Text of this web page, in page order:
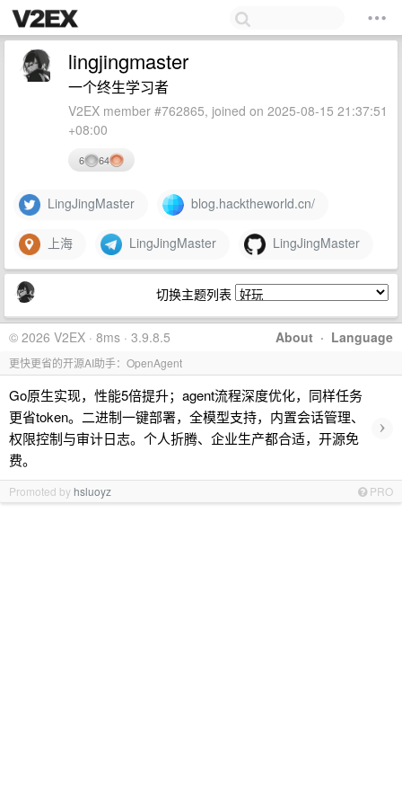
lingjingmaster
一个终生学习者
V2EX member #762865, joined on 2025-08-15 21:37:51
+08:00
6 64
LingJingMaster blog.hacktheworld.cn/
上海 LingJingMaster LingJingMaster
切换主题列表
About · Language
© 2026 V2EX · 8ms · 3.9.8.5
更快更省的开源AI助手：OpenAgent
Go原生实现，性能5倍提升；agent流程深度优化，同样任务
更省token。二进制一键部署，全模型支持，内置会话管理、
权限控制与审计日志。个人折腾、企业生产都合适，开源免
费。
›
Promoted by hsluoyz PRO